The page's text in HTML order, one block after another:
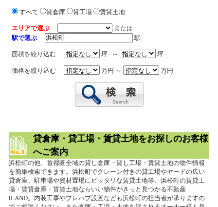
すべて 貸倉庫 貸工場 賃貸土地
エリアで選ぶ
または
駅で選ぶ
駅
面積を絞り込む 坪 ～ 坪
価格を絞り込む 万円 ～ 万円
貸倉庫・貸工場・賃貸土地をお探しのお客様
へご案内
浜松町の他、首都圏全域の貸し倉庫・貸し工場・賃貸土地の物件情報
を簡単検索できます。浜松町でクレーン付きの貸工場やヤードの広い
貸倉庫、駐車場や資材置場にピッタリな賃貸土地等、浜松町の賃貸工
場・賃貸倉庫・賃貸土地ならいい物件がきっと見つかる不動産
iLAND。内装工事やプレハブ設置なども浜松町の担当者が承りますの